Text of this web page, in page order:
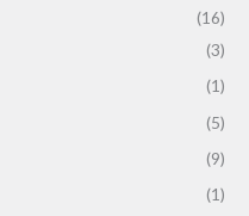
(16)
(3)
(1)
(5)
(9)
(1)